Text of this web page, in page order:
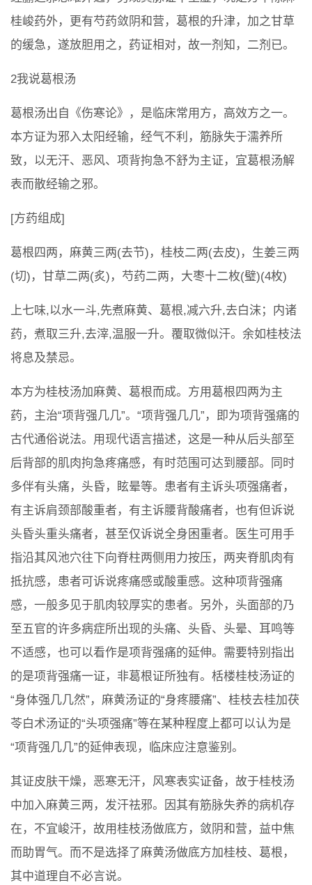
桂峻药外，更有芍药敛阴和营，葛根的升津，加之甘草
的缓急，遂放胆用之，药证相对，故一剂知，二剂已。
2我说葛根汤
葛根汤出自《伤寒论》，是临床常用方，高效方之一。
本方证为邪入太阳经输，经气不利，筋脉失于濡养所
致，以无汗、恶风、项背拘急不舒为主证，宜葛根汤解
表而散经输之邪。
[方药组成]
葛根四两，麻黄三两(去节)，桂枝二两(去皮)，生姜三两
(切)，甘草二两(炙)，芍药二两，大枣十二枚(璧)(4枚)
上七味,以水一斗,先煮麻黄、葛根,减六升,去白沫；内诸
药，煮取三升,去滓,温服一升。覆取微似汗。余如桂枝法
将息及禁忌。
本方为桂枝汤加麻黄、葛根而成。方用葛根四两为主
药，主治“项背强几几”。“项背强几几”，即为项背强痛的
古代通俗说法。用现代语言描述，这是一种从后头部至
后背部的肌肉拘急疼痛感，有时范围可达到腰部。同时
多伴有头痛，头昏，眩晕等。患者有主诉头项强痛者，
有主诉肩颈部酸重者，有主诉腰背酸痛者，也有但诉说
头昏头重头痛者，甚至仅诉说全身困重者。医生可用手
指沿其风池穴往下向脊柱两侧用力按压，两夹脊肌肉有
抵抗感，患者可诉说疼痛感或酸重感。这种项背强痛
感，一般多见于肌肉较厚实的患者。另外，头面部的乃
至五官的许多病症所出现的头痛、头昏、头晕、耳鸣等
不适感，也可以看作是项背强痛的延伸。需要特别指出
的是项背强痛一证，非葛根证所独有。栝楼桂枝汤证的
“身体强几几然”，麻黄汤证的“身疼腰痛”、桂枝去桂加茯
苓白术汤证的“头项强痛”等在某种程度上都可以认为是
“项背强几几”的延伸表现，临床应注意鉴别。
其证皮肤干燥，恶寒无汗，风寒表实证备，故于桂枝汤
中加入麻黄三两，发汗祛邪。因其有筋脉失养的病机存
在，不宜峻汗，故用桂枝汤做底方，敛阴和营，益中焦
而助胃气。而不是选择了麻黄汤做底方加桂枝、葛根，
其中道理自不必言说。